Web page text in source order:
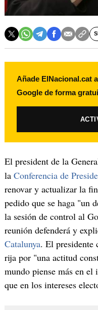
Añade ElNacional.cat
Google de forma
El president de la
la Conferencia de
renovar y actualizar la
pedido que se haga "un
la sesión de control al
reunión defenderá y
Catalunya. El presidente
rija por "una actitud
mundo piense más en
que en los intereses